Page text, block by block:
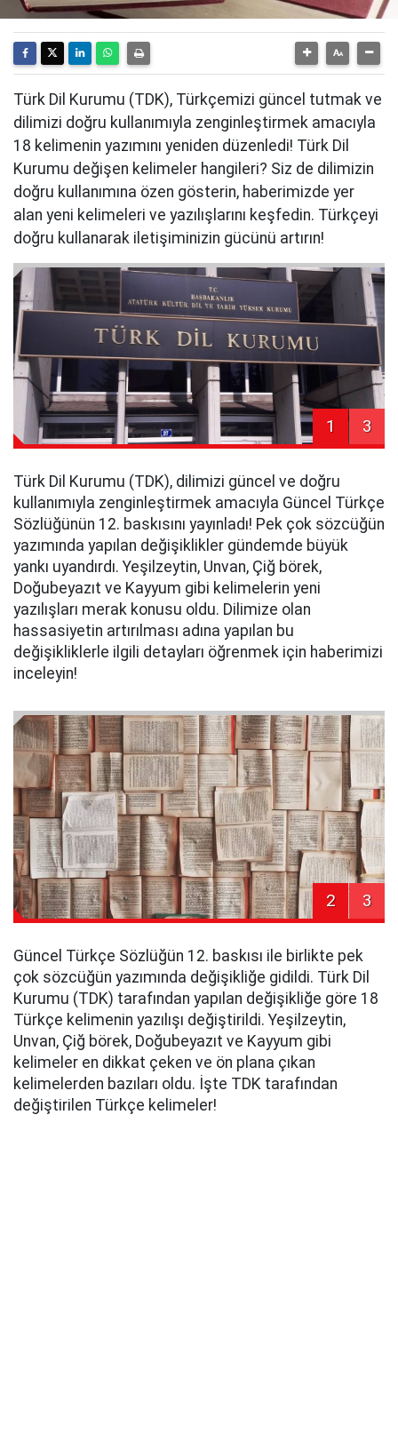
Türk Dil Kurumu (TDK), Türkçemizi güncel tutmak ve
dilimizi doğru kullanımıyla zenginleştirmek amacıyla
18 kelimenin yazımını yeniden düzenledi! Türk Dil
Kurumu değişen kelimeler hangileri? Siz de dilimizin
doğru kullanımına özen gösterin, haberimizde yer
alan yeni kelimeleri ve yazılışlarını keşfedin. Türkçeyi
doğru kullanarak iletişiminizin gücünü artırın!
1 3
Türk Dil Kurumu (TDK), dilimizi güncel ve doğru
kullanımıyla zenginleştirmek amacıyla Güncel Türkçe
Sözlüğünün 12. baskısını yayınladı! Pek çok sözcüğün
yazımında yapılan değişiklikler gündemde büyük
yankı uyandırdı. Yeşilzeytin, Unvan, Çiğ börek,
Doğubeyazıt ve Kayyum gibi kelimelerin yeni
yazılışları merak konusu oldu. Dilimize olan
hassasiyetin artırılması adına yapılan bu
değişikliklerle ilgili detayları öğrenmek için haberimizi
inceleyin!
2 3
Güncel Türkçe Sözlüğün 12. baskısı ile birlikte pek
çok sözcüğün yazımında değişikliğe gidildi. Türk Dil
Kurumu (TDK) tarafından yapılan değişikliğe göre 18
Türkçe kelimenin yazılışı değiştirildi. Yeşilzeytin,
Unvan, Çiğ börek, Doğubeyazıt ve Kayyum gibi
kelimeler en dikkat çeken ve ön plana çıkan
kelimelerden bazıları oldu. İşte TDK tarafından
değiştirilen Türkçe kelimeler!